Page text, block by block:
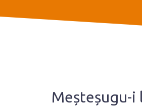
Meșteșugu-i